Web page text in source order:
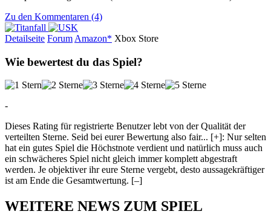
Zu den Kommentaren (4)
Detailseite Forum Amazon* Xbox Store
Wie bewertest du das Spiel?
-
Dieses Rating für registrierte Benutzer lebt von der Qualität der
verteilten Sterne. Seid bei eurer Bewertung also fair... [+]: Nur selten
hat ein gutes Spiel die Höchstnote verdient und natürlich muss auch
ein schwächeres Spiel nicht gleich immer komplett abgestraft
werden. Je objektiver ihr eure Sterne vergebt, desto aussagekräftiger
ist am Ende die Gesamtwertung. [–]
WEITERE NEWS ZUM SPIEL